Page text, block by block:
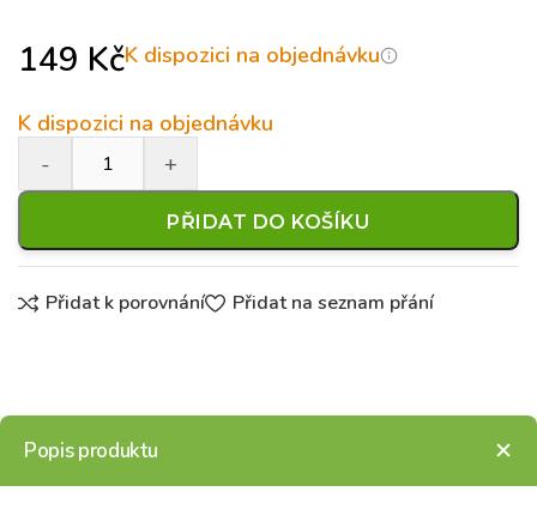
149 KčK dispozici na objednávku
K dispozici na objednávku
PŘIDAT DO KOŠÍKU
Přidat k porovnání Přidat na seznam přání
Popis produktu